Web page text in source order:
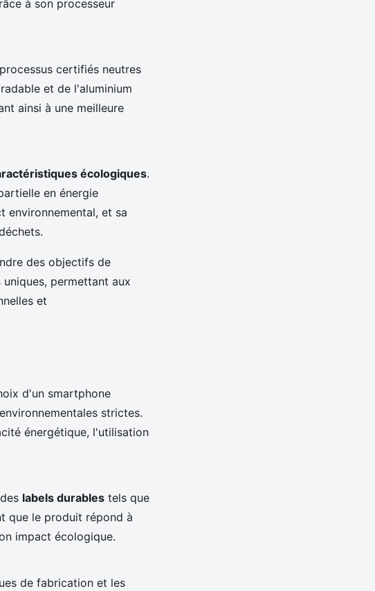
à son processeur
certifiés neutres
et de l'aluminium
ainsi à une meilleure
écologiques.
en énergie
environnemental, et sa
des objectifs de
uniques, permettant aux
et
d'un smartphone
strictes.
énergétique, l'utilisation
labels durables tels que
que le produit répond à
impact écologique.
de fabrication et les